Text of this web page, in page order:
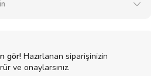
gör! Hazırlanan siparişinizin
ve onaylarsınız.